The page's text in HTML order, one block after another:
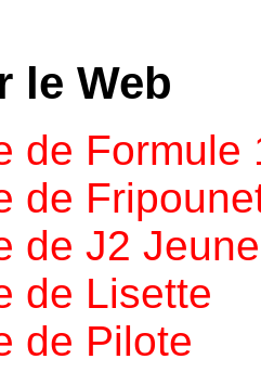
le Web
de Formule
de
de J2
de Lisette
de Pilote